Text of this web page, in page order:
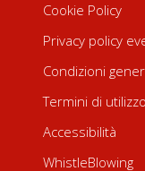
Cookie Policy
Privacy policy
Condizioni
Termini di
Accessibilità
WhistleBlowing